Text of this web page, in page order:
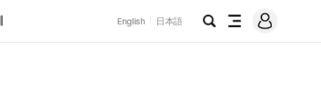
English 日本語
검
전
메
그